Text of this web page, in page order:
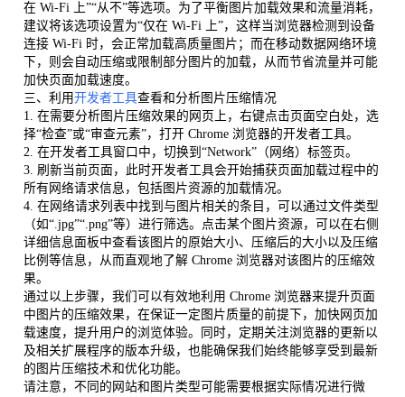
在 Wi-Fi 上”“从不”等选项。为了平衡图片加载效果和流量消耗，
建议将该选项设置为“仅在 Wi-Fi 上”，这样当浏览器检测到设备
连接 Wi-Fi 时，会正常加载高质量图片；而在移动数据网络环境
下，则会自动压缩或限制部分图片的加载，从而节省流量并可能
加快页面加载速度。
三、利用开发者工具查看和分析图片压缩情况
1. 在需要分析图片压缩效果的网页上，右键点击页面空白处，选
择“检查”或“审查元素”，打开 Chrome 浏览器的开发者工具。
2. 在开发者工具窗口中，切换到“Network”（网络）标签页。
3. 刷新当前页面，此时开发者工具会开始捕获页面加载过程中的
所有网络请求信息，包括图片资源的加载情况。
4. 在网络请求列表中找到与图片相关的条目，可以通过文件类型
（如“.jpg”“.png”等）进行筛选。点击某个图片资源，可以在右侧
详细信息面板中查看该图片的原始大小、压缩后的大小以及压缩
比例等信息，从而直观地了解 Chrome 浏览器对该图片的压缩效
果。
通过以上步骤，我们可以有效地利用 Chrome 浏览器来提升页面
中图片的压缩效果，在保证一定图片质量的前提下，加快网页加
载速度，提升用户的浏览体验。同时，定期关注浏览器的更新以
及相关扩展程序的版本升级，也能确保我们始终能够享受到最新
的图片压缩技术和优化功能。
请注意，不同的网站和图片类型可能需要根据实际情况进行微